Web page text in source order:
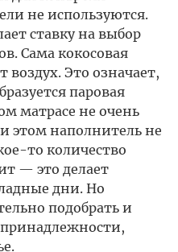
не используются.
ставку на выбор
Сама кокосовая
воздух. Это означает,
паровая
матрасе не очень
этом наполнитель не
то количество
— это делает
дни. Но
подобрать и